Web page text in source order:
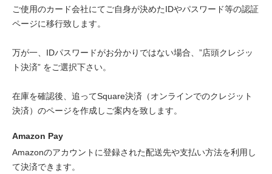
ご使用のカード会社にてご自身が決めたIDやパスワード等の認証
ページに移行致します。
万が一、IDパスワードがお分かりではない場合、”店頭クレジッ
ト決済” をご選択下さい。
在庫を確認後、追ってSquare決済（オンラインでのクレジット
決済）のページを作成しご案内を致します。
Amazon Pay
Amazonのアカウントに登録された配送先や支払い方法を利用し
て決済できます。